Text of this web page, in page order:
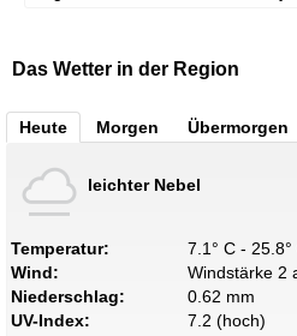
Das Wetter in der Region
Heute Morgen Übermorgen
leichter Nebel
Temperatur:
7.1° C - 25.8°
Wind:
Windstärke 2
Niederschlag:
0.62 mm
UV-Index:
7.2 (hoch)